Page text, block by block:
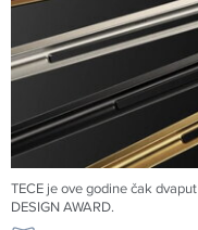
TECE je ove godine čak
DESIGN AWARD.